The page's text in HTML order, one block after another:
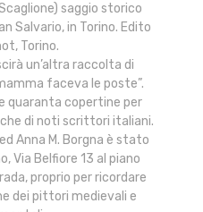
saggio storico
Salvario, in Torino. Edito
Torino.
un’altra raccolta di
faceva le poste”.
quaranta copertine per
di noti scrittori italiani.
Anna M. Borgna è stato
Via Belfiore 13 al piano
proprio per ricordare
dei pittori medievali e